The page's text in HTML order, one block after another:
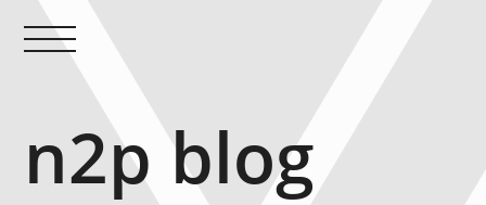
n2p blog